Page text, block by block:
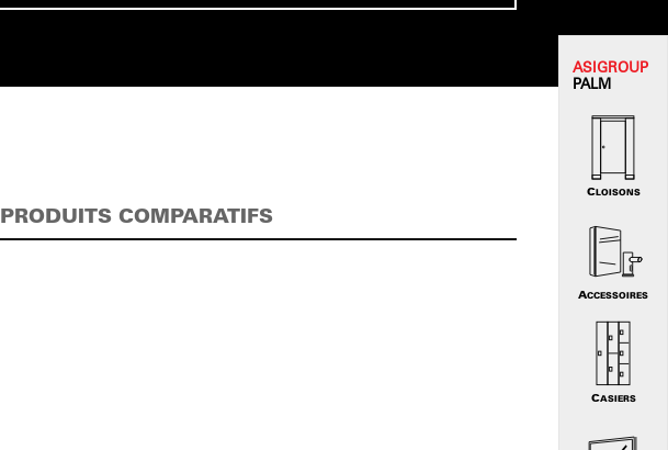
PRODUITS COMPARATIFS
ASIGROUP
PALM
CLOISONS
ACCESSOIRES
CASIERS